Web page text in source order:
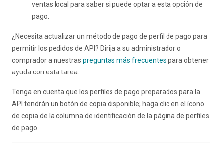
ventas local para saber si puede optar a esta opción de
pago.
¿Necesita actualizar un método de pago de perfil de pago para
permitir los pedidos de API? Dirija a su administrador o
comprador a nuestras preguntas más frecuentes para obtener
ayuda con esta tarea.
Tenga en cuenta que los perfiles de pago preparados para la
API tendrán un botón de copia disponible; haga clic en el ícono
de copia de la columna de identificación de la página de perfiles
de pago.